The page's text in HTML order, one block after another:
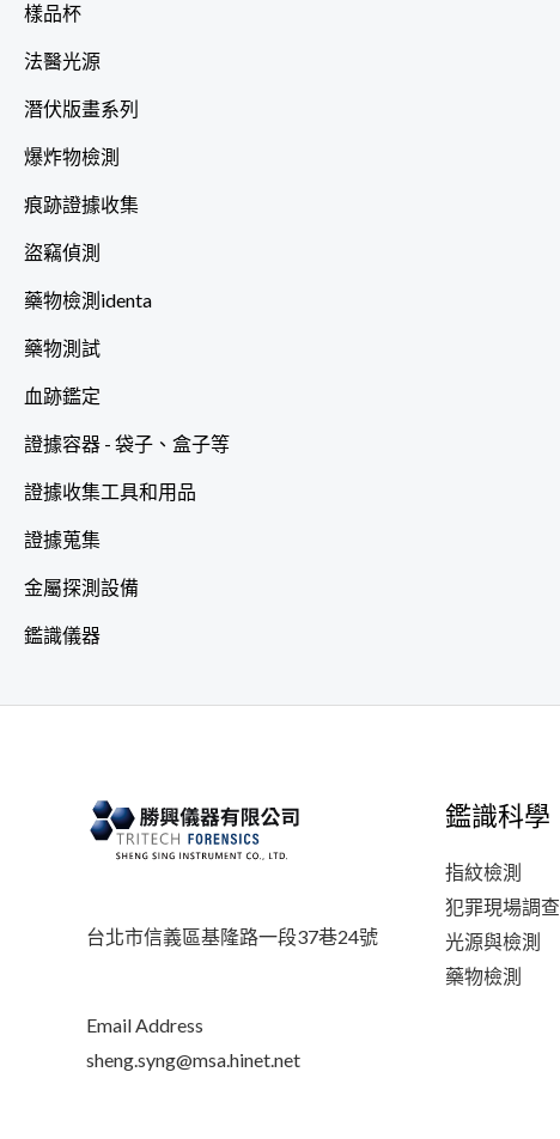
樣品杯
法醫光源
潛伏版畫系列
爆炸物檢測
痕跡證據收集
盜竊偵測
藥物檢測identa
藥物測試
血跡鑑定
證據容器 - 袋子、盒子等
證據收集工具和用品
證據蒐集
金屬探測設備
鑑識儀器
台北市信義區基隆路一段37巷24號
Email Address
sheng.syng@msa.hinet.net
鑑識科學
指紋檢測
犯罪現場調查
光源與檢測
藥物檢測